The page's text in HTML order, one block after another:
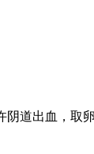
道出血，取